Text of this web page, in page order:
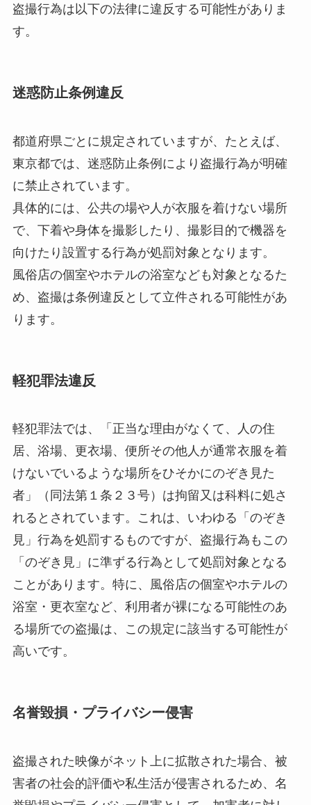
盗撮行為は以下の法律に違反する可能性がありま
す。
迷惑防止条例違反
都道府県ごとに規定されていますが、たとえば、
東京都では、迷惑防止条例により盗撮行為が明確
に禁止されています。
具体的には、公共の場や人が衣服を着けない場所
で、下着や身体を撮影したり、撮影目的で機器を
向けたり設置する行為が処罰対象となります。
風俗店の個室やホテルの浴室なども対象となるた
め、盗撮は条例違反として立件される可能性があ
ります。
軽犯罪法違反
軽犯罪法では、「正当な理由がなくて、人の住
居、浴場、更衣場、便所その他人が通常衣服を着
けないでいるような場所をひそかにのぞき見た
者」（同法第１条２３号）は拘留又は科料に処さ
れるとされています。これは、いわゆる「のぞき
見」行為を処罰するものですが、盗撮行為もこの
「のぞき見」に準ずる行為として処罰対象となる
ことがあります。特に、風俗店の個室やホテルの
浴室・更衣室など、利用者が裸になる可能性のあ
る場所での盗撮は、この規定に該当する可能性が
高いです。
名誉毀損・プライバシー侵害
盗撮された映像がネット上に拡散された場合、被
害者の社会的評価や私生活が侵害されるため、名